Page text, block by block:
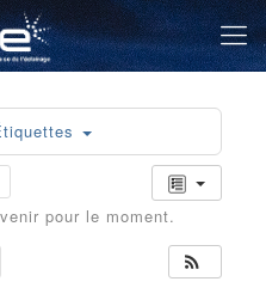
pour le moment.